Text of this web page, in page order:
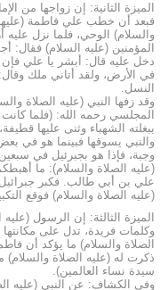
الميزة الثانية: إن زواجها من
فبعد أن خطب علي فاطمة (عليها
والسلام) الوحي، فلما نزل
المؤمنين (عليه السلام) فقال:
دخل عليه قال: أبشر يا علي
في الأرض، ولقد أتاني ملك
النسل.
وقد زفها النبي (عليه الصلاة
المجلسي رحمه الله: (فلما كانت
ببغلته الشهباء وثنى عليها
والنبي يسوقها فبينما هو في
وجبة، فإذا هو بجبرئيل في
(عليه الصلاة والسلام): ما
علي بن أبي طالب. فكبر
(عليه الصلاة والسلام) فوقع
الميزة الثالثة: إن الرسول
وكلمات فريدة، تدل على
الصلاة والسلام) ما يؤكد أن
ذكرت له (عليه الصلاة
سيدة نساء العالمين).
وفي الكشاف: عن النبي (عليه